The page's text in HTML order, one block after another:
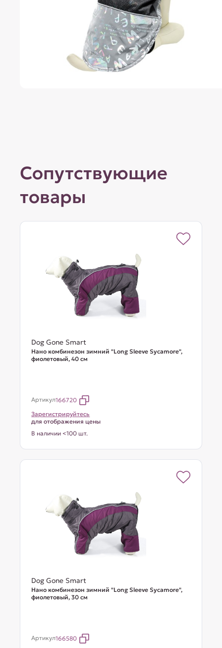
Сопутствующие
товары
Dog Gone Smart
Нано комбинезон зимний "Long Sleeve Sycamore",
фиолетовый, 40 см
Артикул166720
Зарегистрируйтесь
для отображения цены
В наличии <100 шт.
Dog Gone Smart
Нано комбинезон зимний "Long Sleeve Sycamore",
фиолетовый, 30 см
Артикул166580